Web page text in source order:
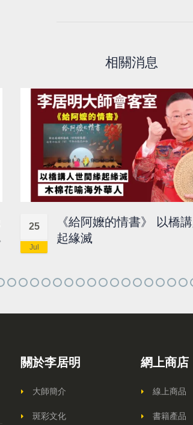
相關消息
25
Jul
《給阿嬤的情書》 以橋
起緣滅
關於李居明
大師簡介
斑彩文化
網上商店
線上商品
書籍產品